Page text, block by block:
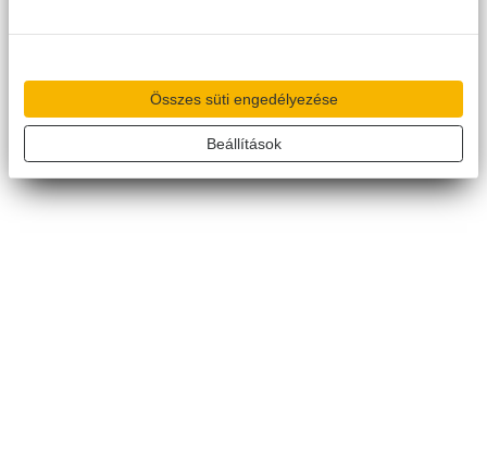
Összes süti engedélyezése
Beállítások